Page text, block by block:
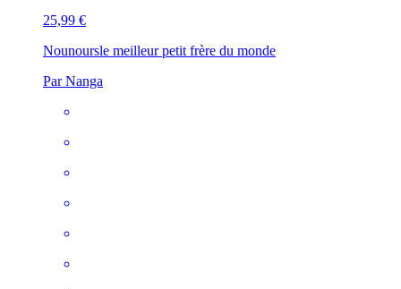
25,99 €
Nounoursle meilleur petit frère du monde
Par Nanga